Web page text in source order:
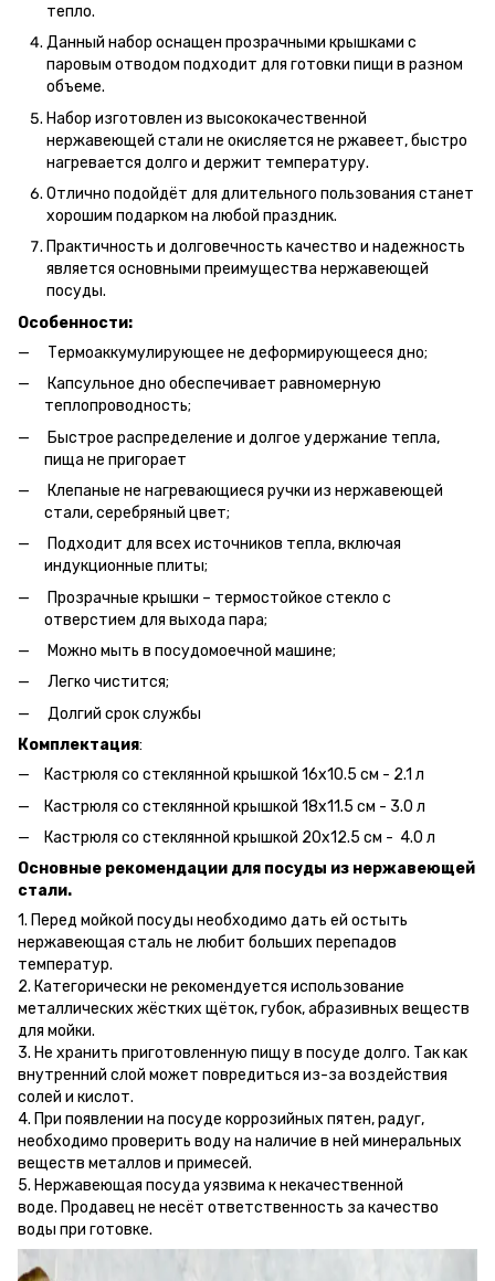
тепло.
Данный набор оснащен прозрачными крышками с
паровым отводом подходит для готовки пищи в разном
объеме.
Набор изготовлен из высококачественной
нержавеющей стали не окисляется не ржавеет, быстро
нагревается долго и держит температуру.
Отлично подойдёт для длительного пользования станет
хорошим подарком на любой праздник.
Практичность и долговечность качество и надежность
является основными преимущества нержавеющей
посуды.
Особенности:
Термоаккумулирующее не деформирующееся дно;
Капсульное дно обеспечивает равномерную
теплопроводность;
Быстрое распределение и долгое удержание тепла,
пища не пригорает
Клепаные не нагревающиеся ручки из нержавеющей
стали, серебряный цвет;
Подходит для всех источников тепла, включая
индукционные плиты;
Прозрачные крышки – термостойкое стекло с
отверстием для выхода пара;
Можно мыть в посудомоечной машине;
Легко чистится;
Долгий срок службы
Комплектация:
Кастрюля со стеклянной крышкой 16х10.5 см - 2.1 л
Кастрюля со стеклянной крышкой 18х11.5 см - 3.0 л
Кастрюля со стеклянной крышкой 20х12.5 см - 4.0 л
Основные рекомендации для посуды из нержавеющей
стали.
1. Перед мойкой посуды необходимо дать ей остыть
нержавеющая сталь не любит больших перепадов
температур.
2. Категорически не рекомендуется использование
металлических жёстких щёток, губок, абразивных веществ
для мойки.
3. Не хранить приготовленную пищу в посуде долго. Так как
внутренний слой может повредиться из-за воздействия
солей и кислот.
4. При появлении на посуде коррозийных пятен, радуг,
необходимо проверить воду на наличие в ней минеральных
веществ металлов и примесей.
5. Нержавеющая посуда уязвима к некачественной
воде. Продавец не несёт ответственность за качество
воды при готовке.